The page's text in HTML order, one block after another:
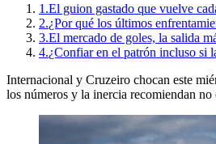
1.El guion gastado que vuelve
2.¿Por qué los últimos
3.El mercado de goles, la salida
4.¿Confiar en el patrón incluso si
Internacional y Cruzeiro chocan este
los números y la inercia recomiendan